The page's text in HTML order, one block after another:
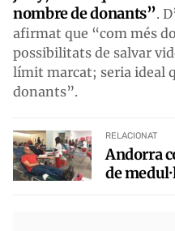
nombre de donants”.
afirmat que “com més
possibilitats de salvar
límit marcat; seria ideal
donants”.
RELACIONAT
Andorra
de